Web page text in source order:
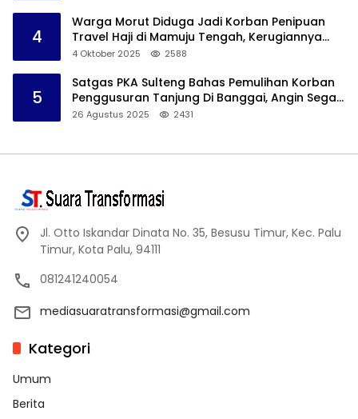
4
Warga Morut Diduga Jadi Korban Penipuan
Travel Haji di Mamuju Tengah, Kerugiannya
Ditaksir Capai Rp 800 juta
4 Oktober 2025 2588
5
Satgas PKA Sulteng Bahas Pemulihan Korban
Penggusuran Tanjung Di Banggai, Angin Segar
Bagi Warga
26 Agustus 2025 2431
Jl. Otto Iskandar Dinata No. 35, Besusu Timur, Kec. Palu
Timur, Kota Palu, 94111
081241240054
mediasuaratransformasi@gmail.com
Kategori
Umum
Berita